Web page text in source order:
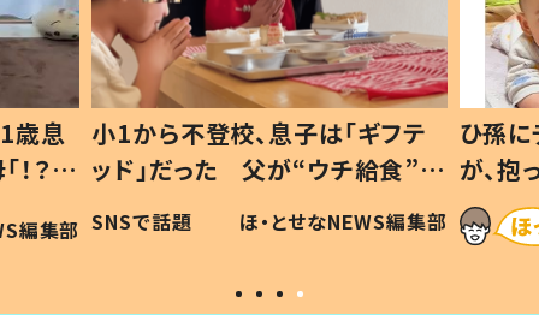
歳息
？」
編集部
小1から不登校、息子は「ギフテ
ッド」だった 父が“ウチ給食”を
作り続ける理由とは #令和の親
#令和の子
SNSで話題 ほ・とせなNEWS編集部
ひ孫
が、
「涙が
い」